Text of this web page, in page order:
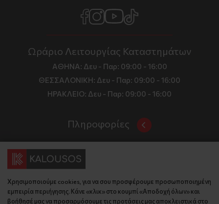
Ωράριο Λειτουργίας Καταστημάτων
ΑΘΗΝΑ: Δευ - Παρ: 09:00 - 16:00
ΘΕΣΣΑΛΟΝΙΚΗ: Δευ - Παρ: 09:00 - 16:00
ΗΡΑΚΛΕΙΟ: Δευ - Παρ: 09:00 - 16:00
Πληροφορίες
Όροι και Προϋποθέσεις
Τιμές, Τρόποι Αποστολής και Πληρωμής
Πολιτική Απορρήτου
Κώδικας Δεοντολογίας
Εταιρικό Προφίλ
Επικοινωνία
Διεύθυνση
Έδρα: Γράμμου 29, 18345 , Μοσχάτο Αττική
Θεσ/νίκη: Λυσάνδρου 8, 54642, Θεσσαλονίκη
Χρησιμοποιούμε cookies, για να σου προσφέρουμε προσωποποιημένη
εμπειρία περιήγησης. Κάνε «κλικ» στο κουμπί «Αποδοχή όλων» και
βοήθησέ μας να προσαρμόσουμε τις προτάσεις μας αποκλειστικά στο